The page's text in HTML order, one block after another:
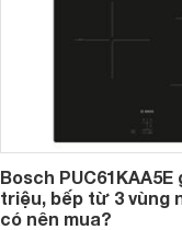
Bosch
triệu, bếp từ 3 vùng
có nên mua?